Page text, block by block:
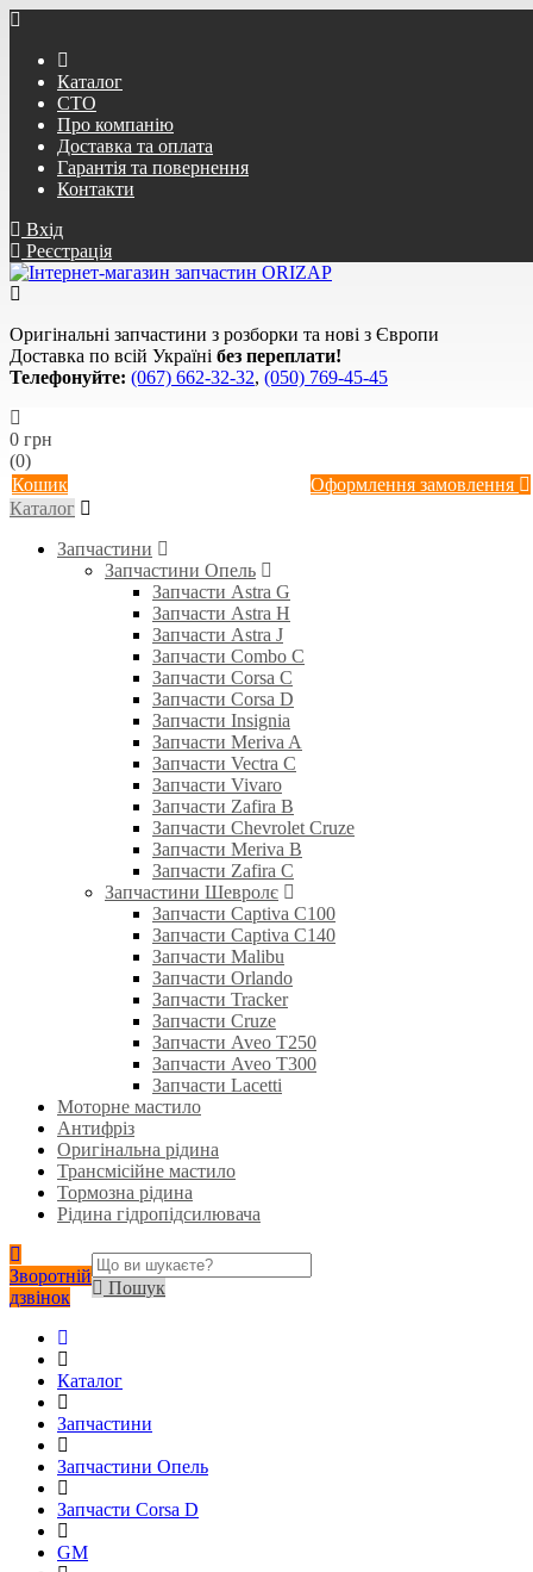
Каталог
СТО
Про компанію
Доставка та оплата
Гарантія та повернення
Контакти
Вхід
Реєстрація
Оригінальні запчастини з розборки та нові з Європи
Доставка по всій Україні без переплати!
Телефонуйте: (067) 662-32-32, (050) 769-45-45
0 грн
(0)
Кошик
Оформлення замовлення
Каталог
Запчастини
Запчастини Опель
Запчасти Astra G
Запчасти Astra H
Запчасти Astra J
Запчасти Combo C
Запчасти Corsa C
Запчасти Corsa D
Запчасти Insignia
Запчасти Meriva A
Запчасти Vectra C
Запчасти Vivaro
Запчасти Zafira B
Запчасти Chevrolet Cruze
Запчасти Meriva B
Запчасти Zafira C
Запчастини Шевролє
Запчасти Captiva C100
Запчасти Captiva C140
Запчасти Malibu
Запчасти Orlando
Запчасти Tracker
Запчасти Cruze
Запчасти Aveo T250
Запчасти Aveo T300
Запчасти Lacetti
Моторне мастило
Антифріз
Оригінальна рідина
Трансмісійне мастило
Тормозна рідина
Рідина гідропідсилювача
Зворотній
дзвінок
Пошук
Каталог
Запчастини
Запчастини Опель
Запчасти Corsa D
GM